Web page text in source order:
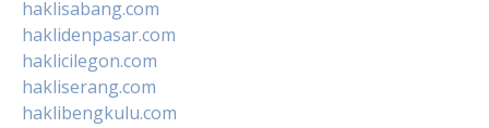
haklisabang.com
haklidenpasar.com
haklicilegon.com
hakliserang.com
haklibengkulu.com